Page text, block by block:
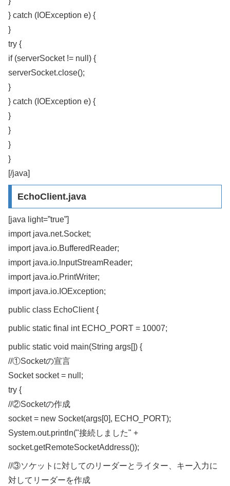
} catch (IOException e) {
}
try {
if (serverSocket != null) {
serverSocket.close();
}
} catch (IOException e) {
}
}
}
}
[/java]
EchoClient.java
[java light=”true”]
import java.net.Socket;
import java.io.BufferedReader;
import java.io.InputStreamReader;
import java.io.PrintWriter;
import java.io.IOException;
public class EchoClient {
public static final int ECHO_PORT = 10007;
public static void main(String args[]) {
//①Socketの宣言
Socket socket = null;
try {
//②Socketの作成
socket = new Socket(args[0], ECHO_PORT);
System.out.println("接続しました" +
socket.getRemoteSocketAddress());
//③ソケットに対してのリーダーとライター、キー入力に
対してリーダーを作成